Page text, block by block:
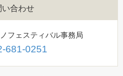
い合わせ
フェスティバル事務局
681-0251